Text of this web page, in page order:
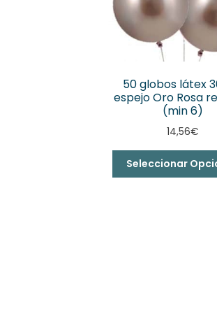
50 globos látex
espejo Oro Rosa
(min 6)
14,56€
Seleccionar